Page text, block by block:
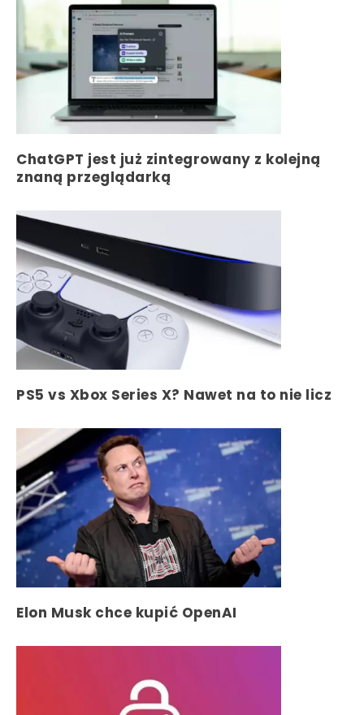
ChatGPT jest już zintegrowany z kolejną
znaną przeglądarką
PS5 vs Xbox Series X? Nawet na to nie licz
Elon Musk chce kupić OpenAI